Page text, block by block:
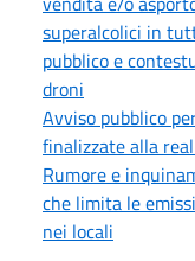
superalcolici in
pubblico e
droni
Avviso pubblico
finalizzate alla
Rumore e
che limita le
nei locali